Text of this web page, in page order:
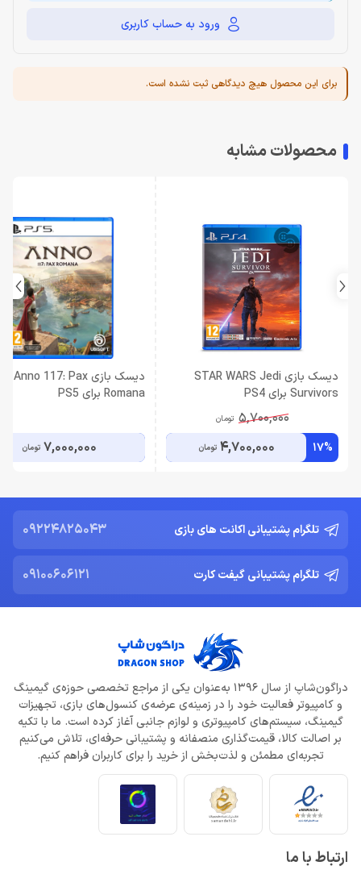
ورود به حساب کاربری
برای این محصول هیچ دیدگاهی ثبت نشده است.
محصولات مشابه
دیسک بازی STAR WARS Jedi
Survivors برای PS4
5,700,000 تومان
17%
4,700,000 تومان
دیسک بازی Anno 117: Pax
Romana برای PS5
7,000,000 تومان
تلگرام پشتیبانی اکانت های بازی 09224825043
تلگرام پشتیبانی گیفت کارت 09100606121
دراگون‌شاپ از سال 1396 به‌عنوان یکی از مراجع تخصصی حوزه‌ی گیمینگ
و کامپیوتر فعالیت خود را در زمینه‌ی عرضه‌ی کنسول‌های بازی، تجهیزات
گیمینگ، سیستم‌های کامپیوتری و لوازم جانبی آغاز کرده است. ما با تکیه
بر اصالت کالا، قیمت‌گذاری منصفانه و پشتیبانی حرفه‌ای، تلاش می‌کنیم
تجربه‌ای مطمئن و لذت‌بخش از خرید را برای کاربران فراهم کنیم.
ارتباط با ما